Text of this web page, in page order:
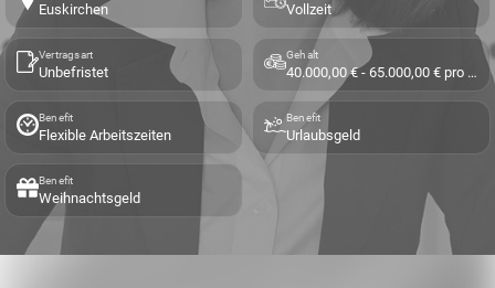
Euskirchen Vollzeit
Vertragsart
Unbefristet
Gehalt
40.000,00 € - 65.000,00 € pro Jahr
Benefit
Flexible Arbeitszeiten
Benefit
Urlaubsgeld
Benefit
Weihnachtsgeld